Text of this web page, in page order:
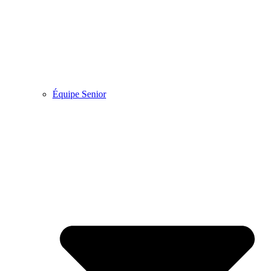
Équipe Senior